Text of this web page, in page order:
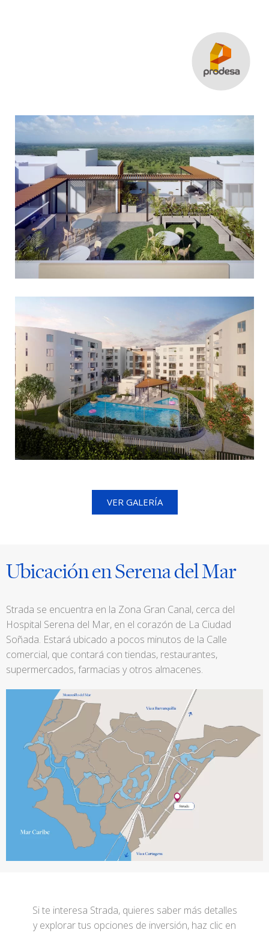
VER GALERÍA
Ubicación en Serena del Mar
Strada se encuentra en la Zona Gran Canal, cerca del
Hospital Serena del Mar, en el corazón de La Ciudad
Soñada. Estará ubicado a pocos minutos de la Calle
comercial, que contará con tiendas, restaurantes,
supermercados, farmacias y otros almacenes.
Si te interesa Strada, quieres saber más detalles
y explorar tus opciones de inversión, haz clic en